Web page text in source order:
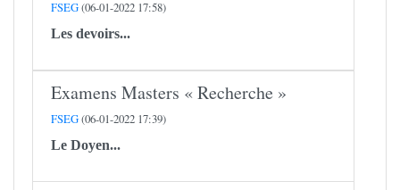
FSEG(06-01-2022 17:58)
Les devoirs...
Examens Masters « Recherche »
FSEG(06-01-2022 17:39)
Le Doyen...